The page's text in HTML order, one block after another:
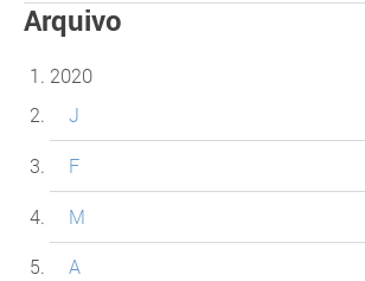
Arquivo
2020
J
F
M
A